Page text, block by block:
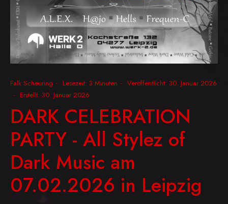
Falk Scheuring Lesezeit: 3 Minuten
Veröffentlicht: 30. Januar 2026
Erstellt: 30. Januar 2026
DARK CELEBRATION
PARTY - All Stylez of
Dark Music am
07.02.2026 in Leipzig